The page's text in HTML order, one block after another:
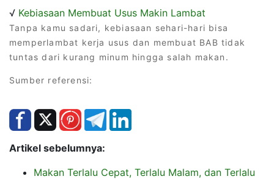
√ Kebiasaan Membuat Usus Makin Lambat
Tanpa kamu sadari, kebiasaan sehari-hari bisa
memperlambat kerja usus dan membuat BAB tidak
tuntas dari kurang minum hingga salah makan.
Sumber referensi:
Artikel sebelumnya:
Makan Terlalu Cepat, Terlalu Malam, dan Terlalu